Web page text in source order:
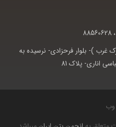
)- بلوار فرحزادی- نرسيده به
اناری- پلاک 81